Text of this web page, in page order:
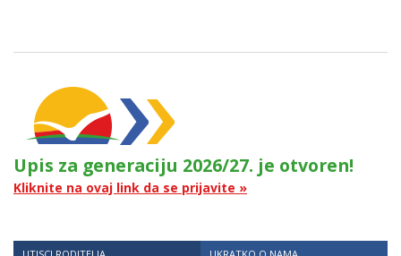
Upis za generaciju 2026/27. je otvoren!
Kliknite na ovaj link da se prijavite »